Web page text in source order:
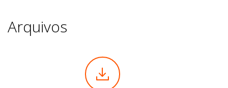
Arquivos